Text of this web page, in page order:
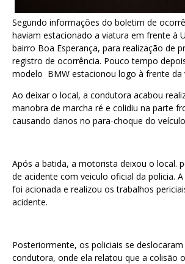
Segundo informações do boletim de
haviam estacionado a viatura em frente à
bairro Boa Esperança, para realização de
registro de ocorrência. Pouco tempo
modelo BMW estacionou logo à frente da
Ao deixar o local, a condutora acabou
manobra de marcha ré e colidiu na parte
causando danos no para-choque do
Após a batida, a motorista deixou o local.
de acidente com veiculo oficial da policia.
foi acionada e realizou os trabalhos
acidente.
Posteriormente, os policiais se
condutora, onde ela relatou que a colisão